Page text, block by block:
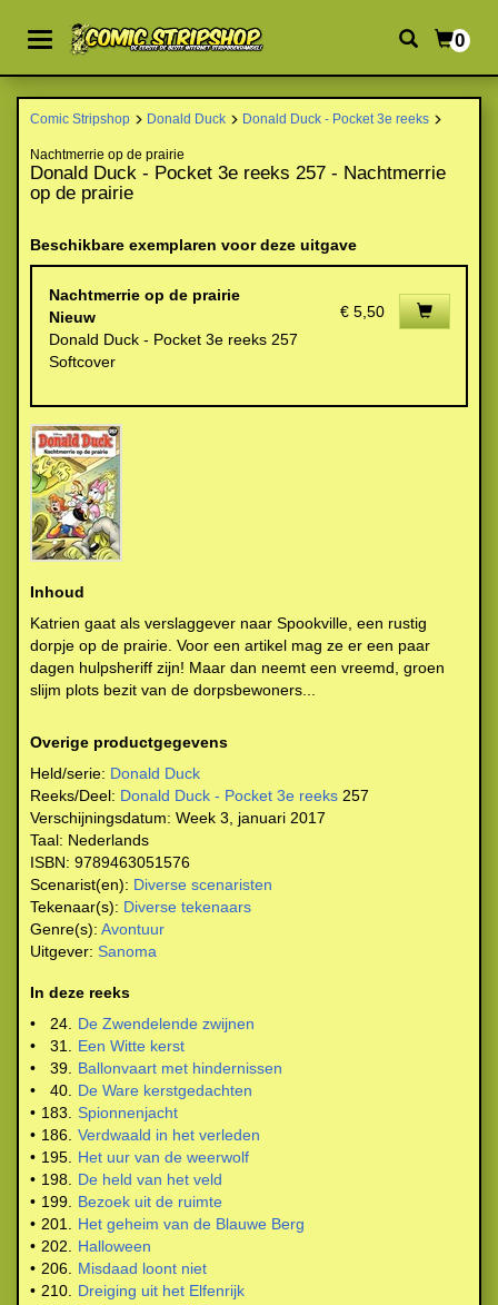
0
Comic Stripshop Donald Duck Donald Duck - Pocket 3e reeks
Nachtmerrie op de prairie
Donald Duck - Pocket 3e reeks 257 - Nachtmerrie
op de prairie
Beschikbare exemplaren voor deze uitgave
Nachtmerrie op de prairie
Nieuw
Donald Duck - Pocket 3e reeks 257
Softcover
€ 5,50
Inhoud
Katrien gaat als verslaggever naar Spookville, een rustig
dorpje op de prairie. Voor een artikel mag ze er een paar
dagen hulpsheriff zijn! Maar dan neemt een vreemd, groen
slijm plots bezit van de dorpsbewoners...
Overige productgegevens
Held/serie: Donald Duck
Reeks/Deel: Donald Duck - Pocket 3e reeks 257
Verschijningsdatum: Week 3, januari 2017
Taal: Nederlands
ISBN: 9789463051576
Scenarist(en): Diverse scenaristen
Tekenaar(s): Diverse tekenaars
Genre(s): Avontuur
Uitgever: Sanoma
In deze reeks
•
24.
De Zwendelende zwijnen
•
31.
Een Witte kerst
•
39.
Ballonvaart met hindernissen
•
40.
De Ware kerstgedachten
• 183.
Spionnenjacht
• 186. Verdwaald in het verleden
• 195.
Het uur van de weerwolf
• 198.
De held van het veld
• 199.
Bezoek uit de ruimte
• 201.
Het geheim van de Blauwe Berg
• 202.
Halloween
• 206.
Misdaad loont niet
• 210.
Dreiging uit het Elfenrijk